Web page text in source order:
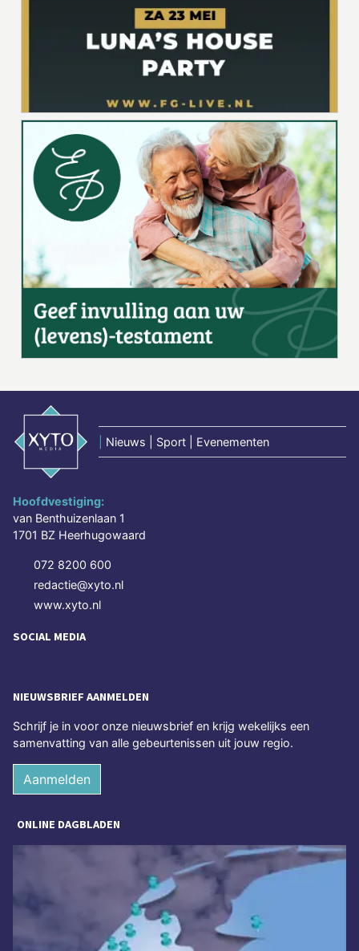
Nieuws | Sport | Evenementen
Hoofdvestiging:
van Benthuizenlaan 1
1701 BZ Heerhugowaard
072 8200 600
redactie@xyto.nl
www.xyto.nl
SOCIAL MEDIA
NIEUWSBRIEF AANMELDEN
Schrijf je in voor onze nieuwsbrief en krijg wekelijks een
samenvatting van alle gebeurtenissen uit jouw regio.
Aanmelden
ONLINE DAGBLADEN